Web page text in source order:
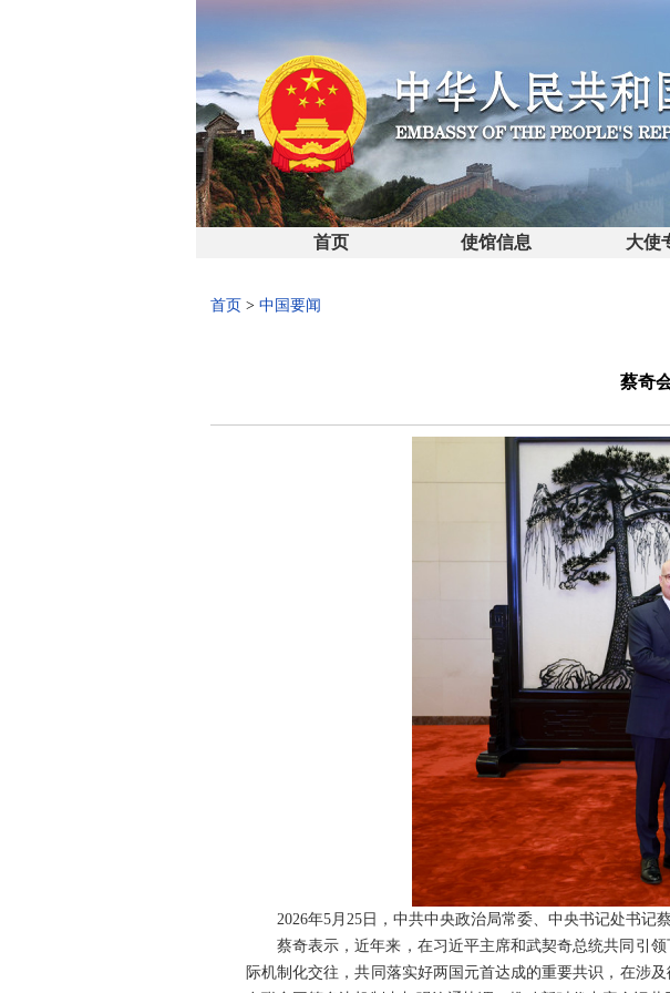
首页 使馆信息 大使
首页 > 中国要闻
蔡奇
2026年5月25日，中共中央政治局常委、中央书记处书记
蔡奇表示，近年来，在习近平主席和武契奇总统共同引
际机制化交往，共同落实好两国元首达成的重要共识，在涉